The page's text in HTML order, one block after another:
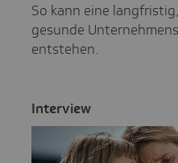
So kann eine
gesunde
entstehen.
Inter­view